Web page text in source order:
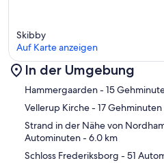
Skibby
Auf Karte anzeigen
In der Umgebung
Hammergaarden- 15
Vellerup Kirche- 17 Gehminuten
Strand in der Nähe von
Autominuten- 6.0 km
Schloss Frederiksborg - 51